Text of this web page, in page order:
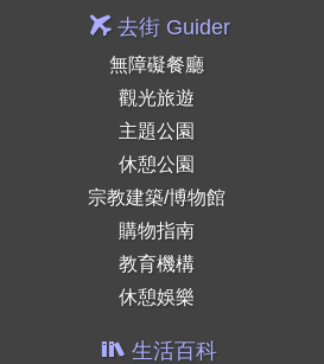
去街 Guider
無障礙餐廳
觀光旅遊
主題公園
休憩公園
宗教建築/博物館
購物指南
教育機構
休憩娛樂
生活百科